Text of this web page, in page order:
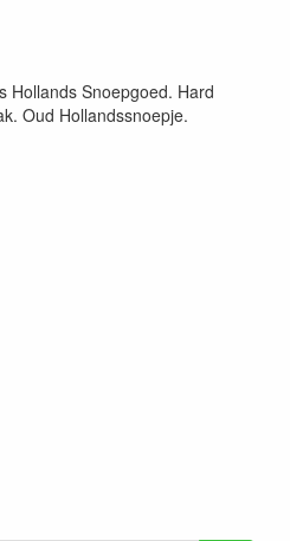
Hollands Snoepgoed. Hard
Oud Hollandssnoepje.